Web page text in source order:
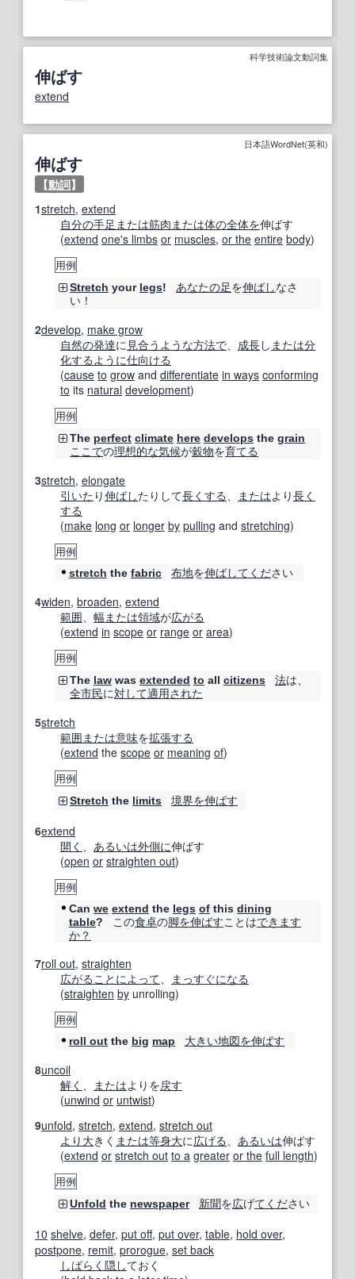
科学技術論文動詞集
伸ばす
extend
日本語WordNet(英和)
伸ばす
【動詞】
1stretch, extend
自分の手足 または筋肉 または体の全体を伸ばす
(extend one's limbs or muscles, or the entire body)
用例
Stretch your legs! あなたの足を伸ばしなさ
い！
2develop, make grow
自然の発達に 見合う ような方法で 成長し または分
化する ように仕向ける
(cause to grow and differentiate in ways conforming
to its natural development)
用例
The perfect climate here develops the grain
ここでの理想的な気候が穀物を育てる
3stretch, elongate
引いた り伸ばしたりして長くする またはより長く
する
(make long or longer by pulling and stretching)
用例
stretch the fabric 布地を伸ばしてください
4widen, broaden, extend
範囲
幅または領域が広がる
(extend in scope or range or area)
用例
The law was extended to all citizens 法は、
全市民に対して適用された
5stretch
範囲 または意味を拡張する
(extend the scope or meaning of)
用例
Stretch the limits 境界を伸ばす
6extend
開く
あるいは外側に伸ばす
(open or straighten out)
用例
Can we extend the legs of this dining
table? この食卓の脚を伸ばすことはできます
か？
7roll out, straighten
広がる ことに よって
まっすぐになる
(straighten by unrolling)
用例
roll out the big map 大きい地図を伸ばす
8uncoil
解く
またはよりを戻す
(unwind or untwist)
9unfold, stretch, extend, stretch out
より大きく または等身大に広げる あるいは伸ばす
(extend or stretch out to a greater or the full length)
用例
Unfold the newspaper 新聞を広げてください
10 shelve, defer, put off, put over, table, hold over,
postpone, remit, prorogue, set back
しばらく 隠しておく